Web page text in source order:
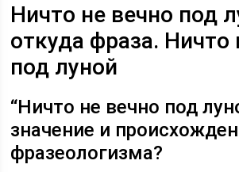
Ничто не вечно под
откуда фраза. Ничто
под луной
“Ничто не вечно под
значение и
фразеологизма?